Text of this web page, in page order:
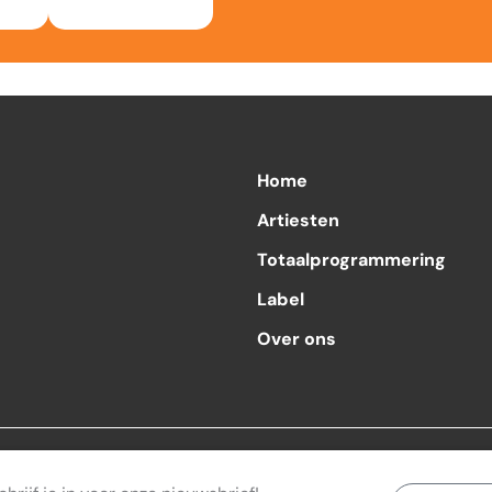
Home
Artiesten
Totaalprogrammering
Label
Over ons